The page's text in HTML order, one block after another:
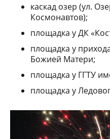
каскад озер (ул.
Космонавтов);
площадка у ДК
площадка у
Божией Матери;
площадка у ГГТУ
площадка у